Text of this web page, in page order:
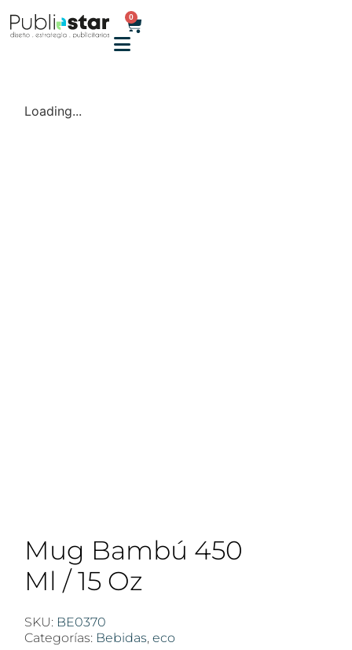
0
Loading...
Mug Bambú 450
Ml / 15 Oz
SKU: BE0370
Categorías: Bebidas, eco